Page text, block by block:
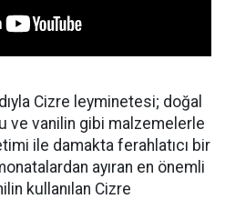
Cizre leyminetesi; doğal
ve vanilin gibi malzemelerle
ile damakta ferahlatıcı bir
ayıran en önemli
kullanılan Cizre